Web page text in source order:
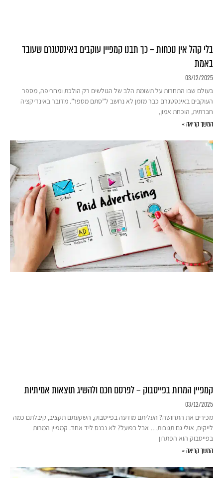
בלי קהל אין נוכחות – כך תבנו קמפיין עוקבים באינסטגרם שעובד
באמת
03/12/2025
בעולם שבו התחרות על תשומת הלב של הגולשים רק הולכת ומחריפה, מספר
העוקבים באינסטגרם כבר מזמן לא נחשב ל”סתם מספר”. מדובר באינדיקציה
חברתית, הוכחת אמון,
המשך קריאה »
קמפיין המרות בפייסבוק – לפרסם חכם ולהשיג תוצאות אמיתיות
03/12/2025
מכירים את התחושה? העליתם מודעה בפייסבוק, השקעתם תקציב, קיבלתם כמה
לייקים, אולי גם תגובות… אבל בפועל? לא נכנס ליד אחד. קמפיין המרות
בפייסבוק הוא הפתרון
המשך קריאה »